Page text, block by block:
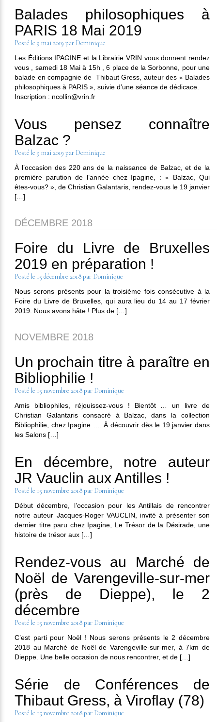
Balades philosophiques à
PARIS 18 Mai 2019
Posté le 9 mai 2019 par Dominique
Les Éditions IPAGINE et la Librairie VRIN vous donnent rendez
vous , samedi 18 Mai à 15h , 6 place de la Sorbonne, pour une
balade en compagnie de Thibaut Gress, auteur des « Balades
philosophiques à PARIS », suivie d’une séance de dédicace.
Inscription : ncollin@vrin.fr
Vous pensez connaître
Balzac ?
Posté le 9 mai 2019 par Dominique
À l’occasion des 220 ans de la naissance de Balzac, et de la
première parution de l’année chez Ipagine, : « Balzac, Qui
êtes-vous? », de Christian Galantaris, rendez-vous le 19 janvier
[…]
DÉCEMBRE 2018
Foire du Livre de Bruxelles
2019 en préparation !
Posté le 15 décembre 2018par Dominique
Nous serons présents pour la troisième fois consécutive à la
Foire du Livre de Bruxelles, qui aura lieu du 14 au 17 février
2019. Nous avons hâte ! Plus de […]
NOVEMBRE 2018
Un prochain titre à paraître en
Bibliophilie !
Posté le 15 novembre 2018par Dominique
Amis bibliophiles, réjouissez-vous ! Bientôt … un livre de
Christian Galantaris consacré à Balzac, dans la collection
Bibliophilie, chez Ipagine …. À découvrir dès le 19 janvier dans
les Salons […]
En décembre, notre auteur
JR Vauclin aux Antilles !
Posté le 15 novembre 2018par Dominique
Début décembre, l’occasion pour les Antillais de rencontrer
notre auteur Jacques-Roger VAUCLIN, invité à présenter son
dernier titre paru chez Ipagine, Le Trésor de la Désirade, une
histoire de trésor aux […]
Rendez-vous au Marché de
Noël de Varengeville-sur-mer
(près de Dieppe), le 2
décembre
Posté le 15 novembre 2018par Dominique
C’est parti pour Noël ! Nous serons présents le 2 décembre
2018 au Marché de Noël de Varengeville-sur-mer, à 7km de
Dieppe. Une belle occasion de nous rencontrer, et de […]
Série de Conférences de
Thibaut Gress, à Viroflay (78)
Posté le 15 novembre 2018par Dominique